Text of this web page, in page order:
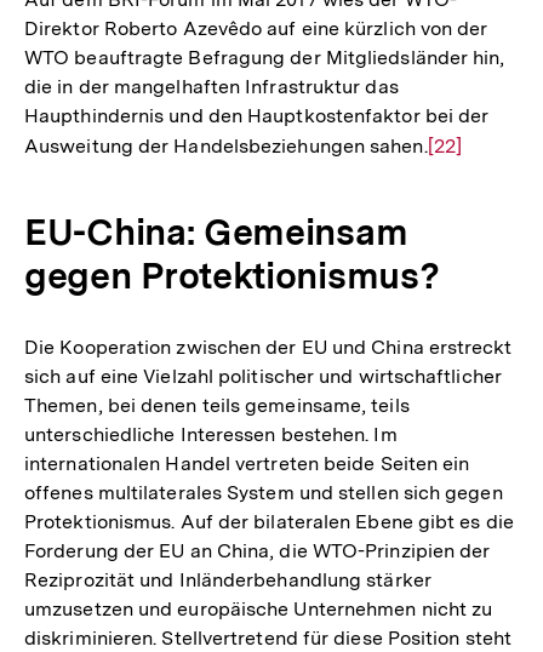
Direktor Roberto Azevêdo auf eine kürzlich von der
WTO beauftragte Befragung der Mitgliedsländer hin,
die in der mangelhaften Infrastruktur das
Haupthindernis und den Hauptkostenfaktor bei der
Ausweitung der Handelsbeziehungen sahen.Zur
[22]
EU-China: Gemeinsam
gegen Protektionismus?
Die Kooperation zwischen der EU und China erstreckt
sich auf eine Vielzahl politischer und wirtschaftlicher
Themen, bei denen teils gemeinsame, teils
unterschiedliche Interessen bestehen. Im
internationalen Handel vertreten beide Seiten ein
offenes multilaterales System und stellen sich gegen
Protektionismus. Auf der bilateralen Ebene gibt es die
Forderung der EU an China, die WTO-Prinzipien der
Reziprozität und Inländerbehandlung stärker
umzusetzen und europäische Unternehmen nicht zu
diskriminieren. Stellvertretend für diese Position steht